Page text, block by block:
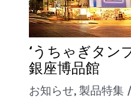
‘うちゃぎタン
銀座博品館
お知らせ,製品特集